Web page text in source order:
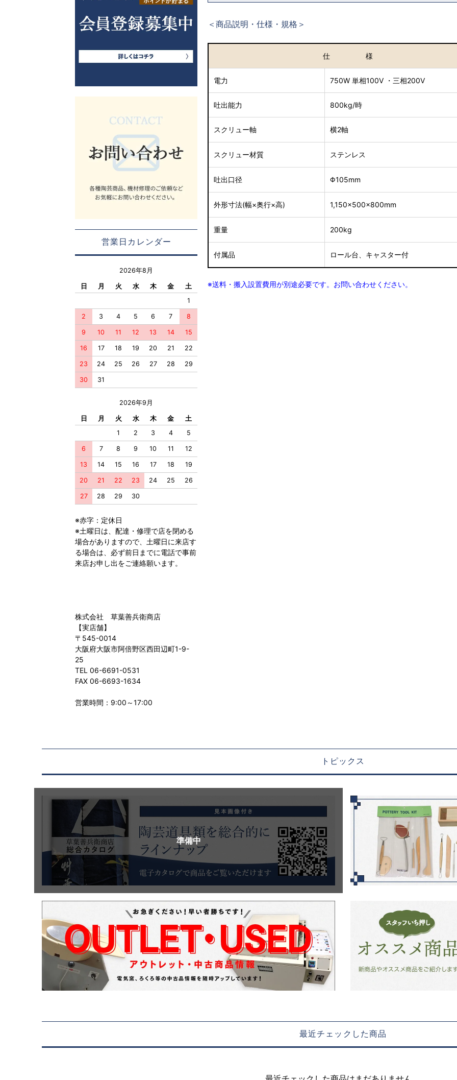
営業日カレンダー
2026年8月
日 月 火 水 木 金
土
1
2 3 4 5 6 7 8
9 10 11 12 13 14 15
16 17 18 19 20 21 22
23 24 25 26 27 28 29
30 31
2026年9月
日 月 火 水 木 金
土
1
2 3 4 5
6 7 8 9 10 11 12
13 14 15 16 17 18 19
20 21 22 23 24 25 26
27 28 29 30
※赤字：定休日
※土曜日は、配達・修理で店を閉める
場合がありますので、土曜日に来店す
る場合は、必ず前日までに電話で事前
来店お申し出をご連絡願います。
株式会社 草葉善兵衛商店
【実店舗】
〒545-0014
大阪府大阪市阿倍野区西田辺町1-9-
25
TEL 06-6691-0531
FAX 06-6693-1634
営業時間：9:00～17:00
＜商品説明・仕様・規格＞
仕 様
電力 750W 単相100V ・三相200V
吐出能力 800kg/時
スクリュー軸 横2軸
スクリュー材質 ステンレス
吐出口径 Φ105mm
外形寸法(幅×奥行×高) 1,150×500×800mm
重量 200kg
付属品 ロール台、キャスター付
※送料・搬入設置費用が別途必要です。お問い合わせください。
トピックス
最近チェックした商品